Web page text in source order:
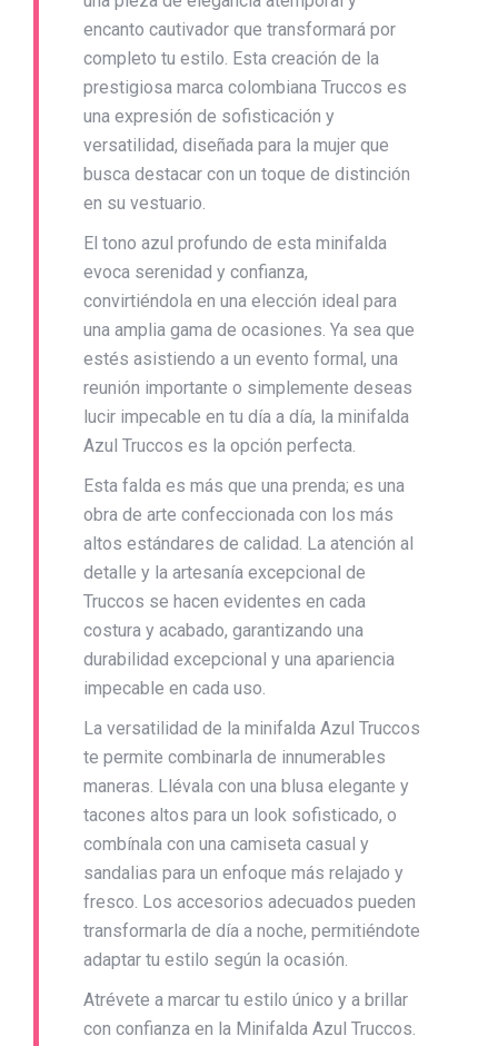
encanto cautivador que transformará por
completo tu estilo. Esta creación de la
prestigiosa marca colombiana Truccos es
una expresión de sofisticación y
versatilidad, diseñada para la mujer que
busca destacar con un toque de distinción
en su vestuario.
El tono azul profundo de esta minifalda
evoca serenidad y confianza,
convirtiéndola en una elección ideal para
una amplia gama de ocasiones. Ya sea que
estés asistiendo a un evento formal, una
reunión importante o simplemente deseas
lucir impecable en tu día a día, la minifalda
Azul Truccos es la opción perfecta.
Esta falda es más que una prenda; es una
obra de arte confeccionada con los más
altos estándares de calidad. La atención al
detalle y la artesanía excepcional de
Truccos se hacen evidentes en cada
costura y acabado, garantizando una
durabilidad excepcional y una apariencia
impecable en cada uso.
La versatilidad de la minifalda Azul Truccos
te permite combinarla de innumerables
maneras. Llévala con una blusa elegante y
tacones altos para un look sofisticado, o
combínala con una camiseta casual y
sandalias para un enfoque más relajado y
fresco. Los accesorios adecuados pueden
transformarla de día a noche, permitiéndote
adaptar tu estilo según la ocasión.
Atrévete a marcar tu estilo único y a brillar
con confianza en la Minifalda Azul Truccos.